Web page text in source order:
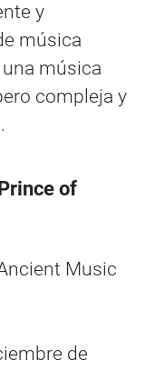
y
música
música
compleja y
of
Music
de